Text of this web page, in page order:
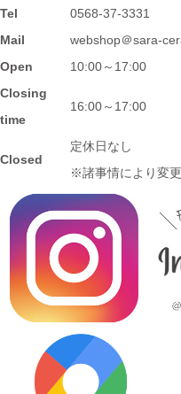
2024/2/2
≪おすすめ≫ 信楽焼のモザイ
2024/1/15
か？
2024/1/12
≪おすすめ≫ お正月の暴飲
バランスの良い食事を♪
2024/1/3
≪おすすめ≫ 七草粥の準備
使える小どんぶりはいかかで
Tel
0568-37-3331
Mail
webshop＠sara-
Open
10:00～17:00
Closing
time
16:00～17:00
Closed
定休日なし
※諸事情により変